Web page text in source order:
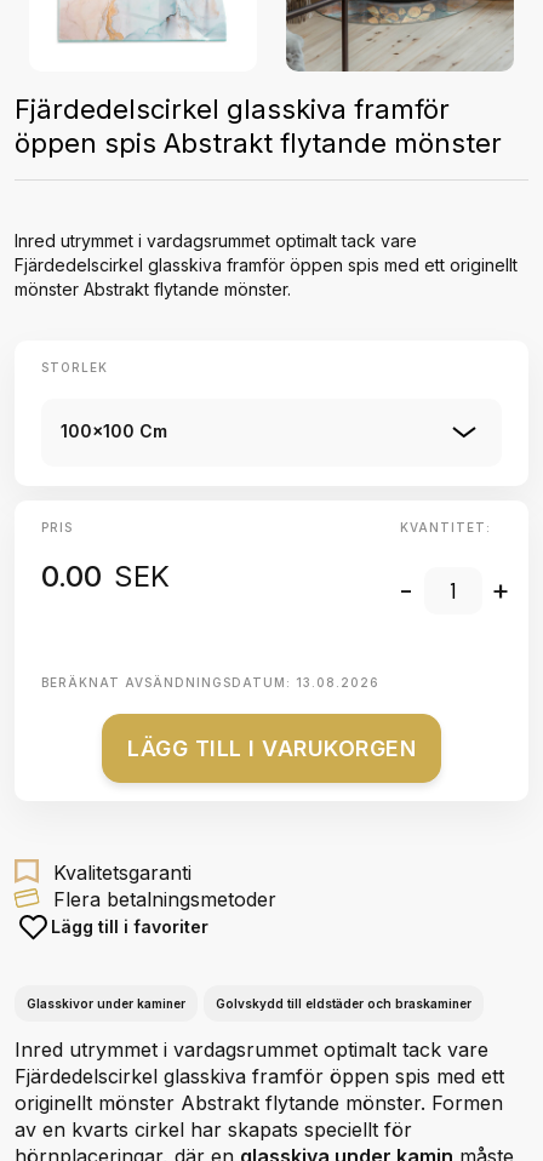
Fjärdedelscirkel glasskiva framför
öppen spis Abstrakt flytande mönster
Inred utrymmet i vardagsrummet optimalt tack vare
Fjärdedelscirkel glasskiva framför öppen spis med ett originellt
mönster Abstrakt flytande mönster.
STORLEK
100x100 Cm
PRIS
0.00 SEK
KVANTITET:
- +
BERÄKNAT AVSÄNDNINGSDATUM: 13.08.2026
LÄGG TILL I VARUKORGEN
Kvalitetsgaranti
Flera betalningsmetoder
Lägg till i favoriter
Glasskivor under kaminer Golvskydd till eldstäder och braskaminer
Inred utrymmet i vardagsrummet optimalt tack vare
Fjärdedelscirkel glasskiva framför öppen spis med ett
originellt mönster Abstrakt flytande mönster. Formen
av en kvarts cirkel har skapats speciellt för
hörnplaceringar, där en glasskiva under kamin måste